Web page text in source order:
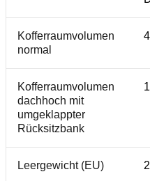
Kofferraumvolumen
normal
Kofferraumvolumen
dachhoch mit
umgeklappter
Rücksitzbank
Leergewicht (EU)